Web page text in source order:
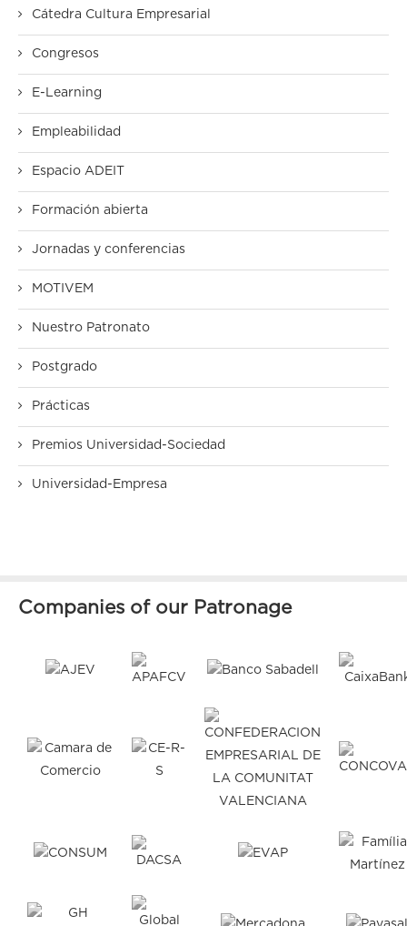
Cátedra Cultura Empresarial
Congresos
E-Learning
Empleabilidad
Espacio ADEIT
Formación abierta
Jornadas y conferencias
MOTIVEM
Nuestro Patronato
Postgrado
Prácticas
Premios Universidad-Sociedad
Universidad-Empresa
Companies of our Patronage